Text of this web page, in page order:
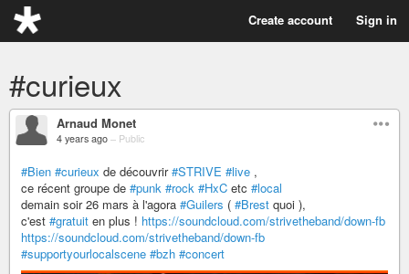
Create account Sign in
#curieux
Arnaud Monet
4 years ago – Public
#Bien #curieux de découvrir#STRIVE #live ,
ce récent groupe de #punk #rock #HxC etc #local
demain soir 26 mars à l'agora #Guilers ( #Brest quoi ),
c'est #gratuit en plus ! https://soundcloud.com/strivetheband/down-fb
https://soundcloud.com/strivetheband/down-fb
#supportyourlocalscene #bzh #concert